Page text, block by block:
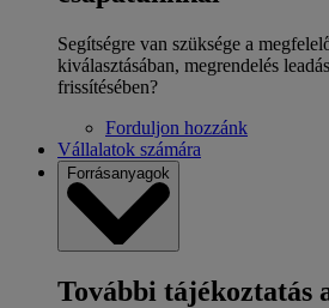
Segítségre van szüksége a
kiválasztásában, megrendelés
frissítésében?
Forduljon hozzánk
Vállalatok számára
Forrásanyagok
További tájékoztatás